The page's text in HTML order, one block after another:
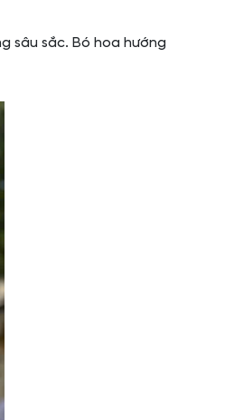
sâu sắc. Bó hoa hướng